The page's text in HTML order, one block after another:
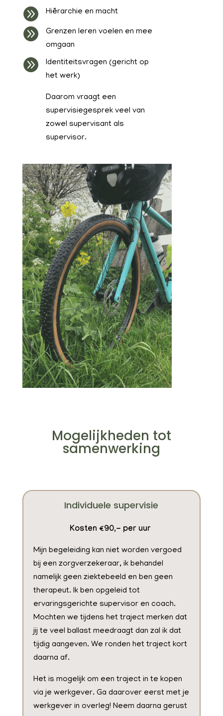
 Hiërarchie en macht

Grenzen leren voelen en mee
omgaan

Identiteitsvragen (gericht op
het werk)
Daarom vraagt een
supervisiegesprek veel van
zowel supervisant als
supervisor.
Mogelijkheden tot
samenwerking
Individuele supervisie
Kosten €90,- per uur
Mijn begeleiding kan niet worden vergoed
bij een zorgverzekeraar, ik behandel
namelijk geen ziektebeeld en ben geen
therapeut. Ik ben opgeleid tot
ervaringsgerichte supervisor en coach.
Mochten we tijdens het traject merken dat
jij te veel ballast meedraagt dan zal ik dat
tijdig aangeven. We ronden het traject kort
daarna af.
Het is mogelijk om een traject in te kopen
via je werkgever. Ga daarover eerst met je
werkgever in overleg! Neem daarna gerust